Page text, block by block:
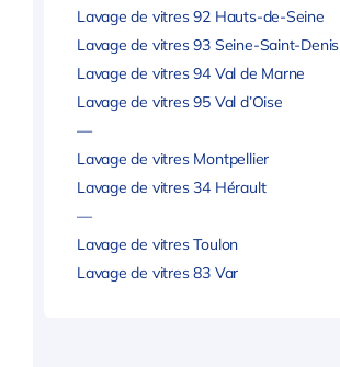
Lavage de vitres 92 Hauts-de-Seine
Lavage de vitres 93 Seine-Saint-Denis
Lavage de vitres 94 Val de Marne
Lavage de vitres 95 Val d’Oise
—
Lavage de vitres Montpellier
Lavage de vitres 34 Hérault
—
Lavage de vitres Toulon
Lavage de vitres 83 Var